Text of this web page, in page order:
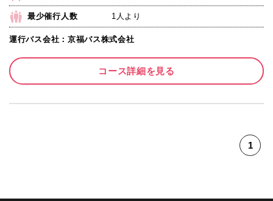
最少催行人数 1人より
運行バス会社：京福バス株式会社
コース詳細を見る
1